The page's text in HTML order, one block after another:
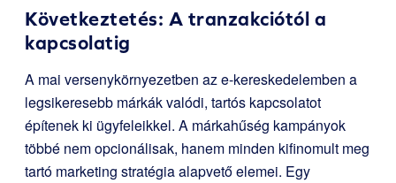
Következtetés: A tranzakciótól a
kapcsolatig
A mai versenykörnyezetben az e-kereskedelemben a
legsikeresebb márkák valódi, tartós kapcsolatot
építenek ki ügyfeleikkel. A márkahűség kampányok
többé nem opcionálisak, hanem minden kifinomult meg
tartó marketing stratégia alapvető elemei. Egy